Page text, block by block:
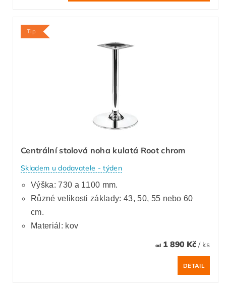
Tip
Centrální stolová noha kulatá Root chrom
Skladem u dodavatele - týden
Výška: 730 a 1100 mm.
Různé velikosti základy: 43, 50, 55 nebo 60
cm.
Materiál: kov
od1 890 Kč / ks
DETAIL